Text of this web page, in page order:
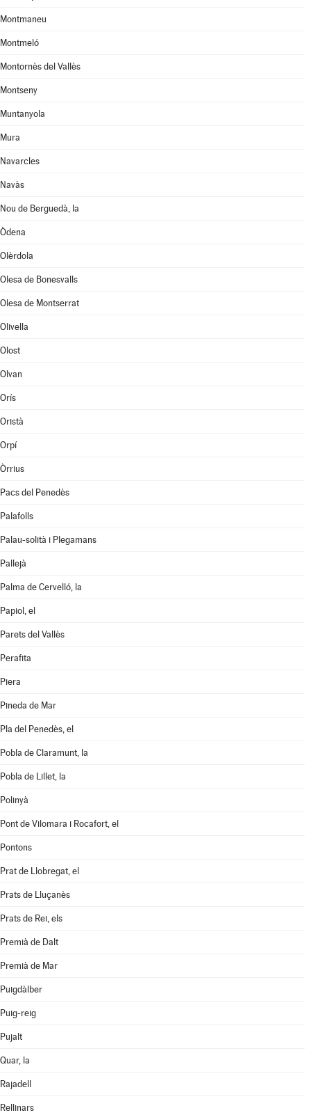
Montmaneu
Montmeló
Montornès del Vallès
Montseny
Muntanyola
Mura
Navarcles
Navàs
Nou de Berguedà, la
Òdena
Olèrdola
Olesa de Bonesvalls
Olesa de Montserrat
Olivella
Olost
Olvan
Orís
Oristà
Orpí
Òrrius
Pacs del Penedès
Palafolls
Palau-solità i Plegamans
Pallejà
Palma de Cervelló, la
Papiol, el
Parets del Vallès
Perafita
Piera
Pineda de Mar
Pla del Penedès, el
Pobla de Claramunt, la
Pobla de Lillet, la
Polinyà
Pont de Vilomara i Rocafort, el
Pontons
Prat de Llobregat, el
Prats de Lluçanès
Prats de Rei, els
Premià de Dalt
Premià de Mar
Puigdàlber
Puig-reig
Pujalt
Quar, la
Rajadell
Rellinars